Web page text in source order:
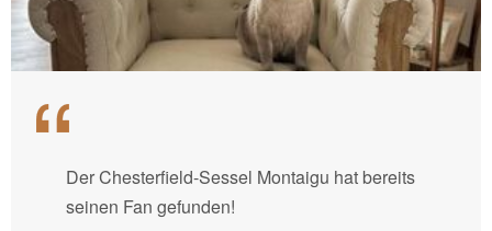
Der Chesterfield-Sessel Montaigu hat bereits
seinen Fan gefunden!